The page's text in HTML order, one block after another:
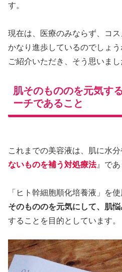
す。
現在は、医療のみならず、コ
かなり進歩しているのでしょ
ご紹介いただき、そう思いまし
肌そのもののを元気す
ーチであること
これまでの美容液は、肌に水
ないものを補う対処療法』であ
「ヒト幹細胞順化培養液」を
そのもののを元気にして、肌
することを目的としています。